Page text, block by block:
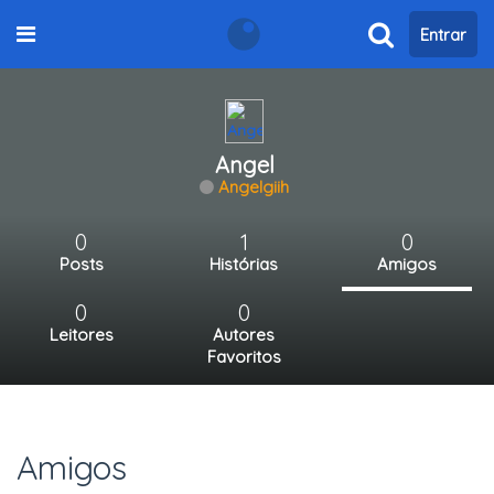
Entrar
Angel
Angelgiih
0
Posts
1
Histórias
0
Amigos
0
Leitores
0
Autores
Favoritos
Amigos